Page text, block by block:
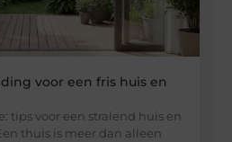
voor een fris huis en
tips voor een stralend huis en
thuis is meer dan alleen